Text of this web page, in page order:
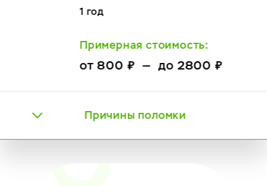
Примерная стоимость:
от 800 ₽ — до 2800 ₽
Причины поломки